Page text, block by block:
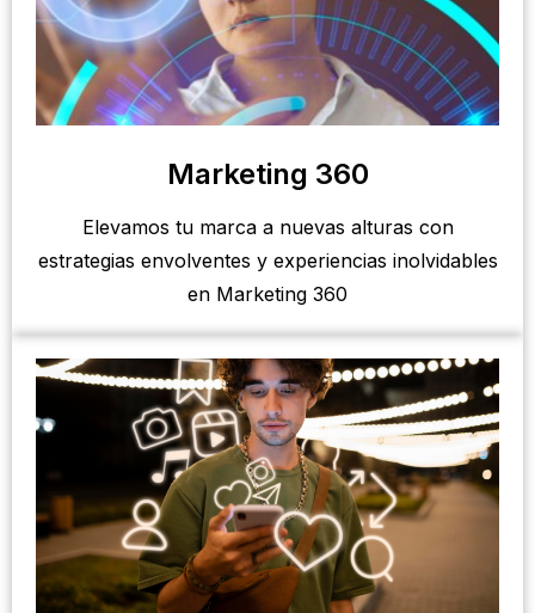
Marketing 360
Elevamos tu marca a nuevas alturas con
estrategias envolventes y experiencias inolvidables
en Marketing 360